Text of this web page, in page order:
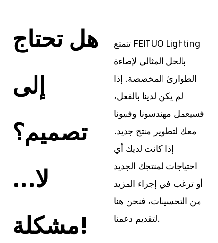
هل تحتاج
إلى
تصميم؟
...لا
مشكلة!
تتمتع FEITUO Lighting
بالحل المثالي لإضاءة
الطوارئ المخصصة. إذا
لم يكن لدينا بالفعل،
فسيعمل مهندسونا وفنيونا
معك لتطوير منتج جديد.
إذا كانت لديك أي
احتياجات لمنتجك الجديد
أو ترغب في إجراء المزيد
من التحسينات، فنحن هنا
لتقديم دعمنا.